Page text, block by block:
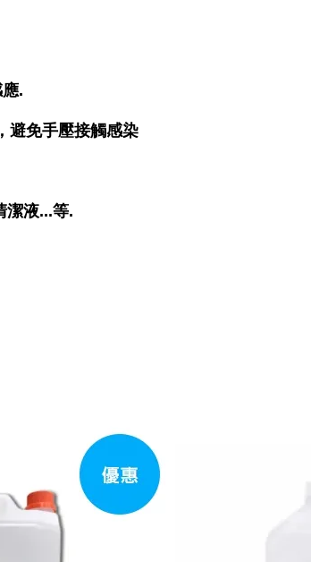
.
避免手壓接觸感染
潔液...等.